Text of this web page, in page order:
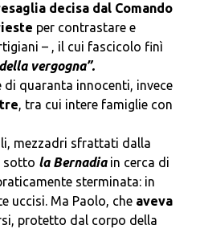
decisa dal Comando
per contrastare e
– , il cui fascicolo finì
vergogna”.
di quaranta innocenti, invece
, tra cui intere famiglie con
mezzadri sfrattati dalla
sotto la Bernadiain cerca di
sterminata: in
uccisi. Ma Paolo, che aveva
protetto dal corpo della